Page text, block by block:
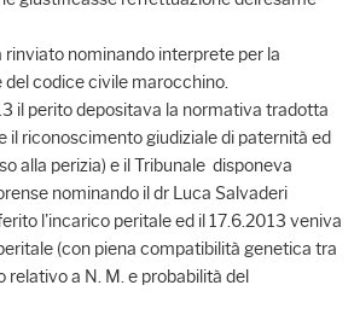
nominando interprete per la
codice civile marocchino.
il perito depositava la normativa tradotta
il riconoscimento giudiziale di paternità ed
alla perizia) e il Tribunale disponeva
nominando il dr Luca Salvaderi
l'incarico peritale ed il 17.6.2013 veniva
(con piena compatibilità genetica tra
relativo a N. M. e probabilità del